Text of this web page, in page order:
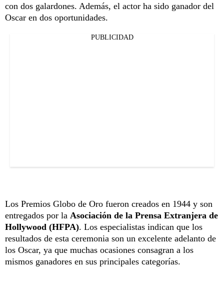
con dos galardones. Además, el actor ha sido ganador del
Oscar en dos oportunidades.
PUBLICIDAD
Los Premios Globo de Oro fueron creados en 1944 y son
entregados por la Asociación de la Prensa Extranjera de
Hollywood (HFPA). Los especialistas indican que los
resultados de esta ceremonia son un excelente adelanto de
los Oscar, ya que muchas ocasiones consagran a los
mismos ganadores en sus principales categorías.